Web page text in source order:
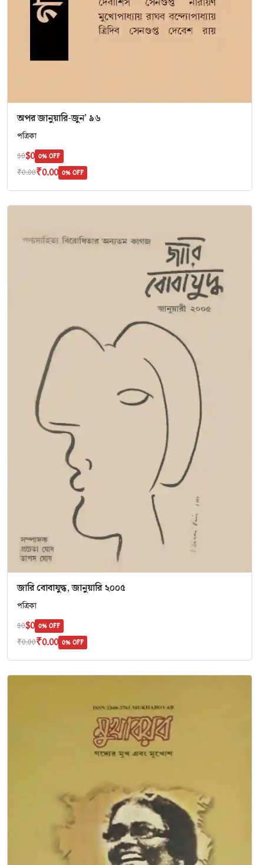
অপর জানুয়ারি-জুন’ ৯৬
পত্রিকা
$0$0 0% OFF
₹0.00₹0.00 0% OFF
জারি বোবাযুদ্ধ, জানুয়ারি ২০০৫
পত্রিকা
$0$0 0% OFF
₹0.00₹0.00 0% OFF